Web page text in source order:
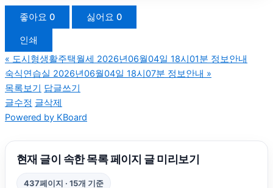
이혼전문변호사
안산피부과
좋아요 0 싫어요 0
인쇄
« 도시형생활주택월세 2026년06월04일 18시01분 정보안내
숙식연습실 2026년06월04일 18시07분 정보안내 »
목록보기 답글쓰기
글수정 글삭제
Powered by KBoard
현재 글이 속한 목록 페이지 글 미리보기
437페이지 · 15개 기준